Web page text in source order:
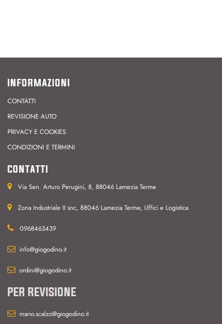
INFORMAZIONI
CONTATTI
REVISIONE AUTO
PRIVACY E COOKIES
CONDIZIONI E TERMINI
CONTATTI
Via Sen. Arturo Perugini, 8, 88046 Lamezia Terme
Zona Industriale II snc, 88046 Lamezia Terme, Uffici e Logistica
0968463439
info@giogodino.it
ordini@giogodino.it
PER REVISIONE
mario.scalzo@giogodino.it